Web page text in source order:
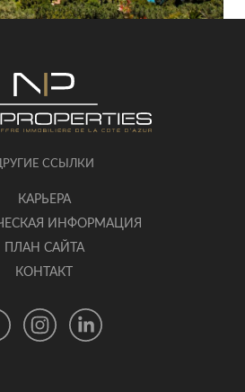
ССЫЛКИ
КАРЬЕРА
ИНФОРМАЦИЯ
ПЛАН САЙТА
КОНТАКТ